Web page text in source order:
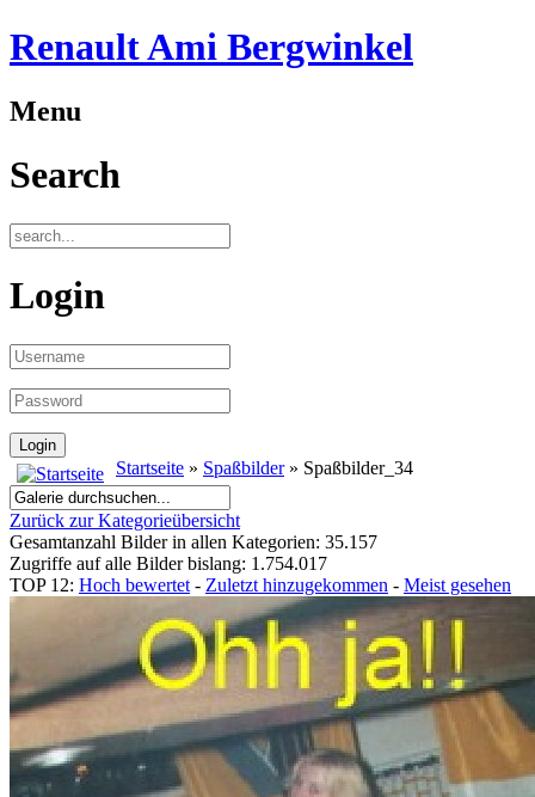
Renault Ami Bergwinkel
Menu
Search
Login
Startseite » Spaßbilder» Spaßbilder_34
Zurück zur Kategorieübersicht
Gesamtanzahl Bilder in allen Kategorien: 35.157
Zugriffe auf alle Bilder bislang: 1.754.017
TOP 12: Hoch bewertet - Zuletzt hinzugekommen - Meist gesehen